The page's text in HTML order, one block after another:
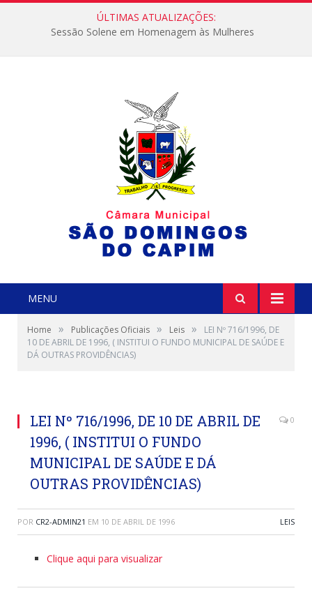
ÚLTIMAS ATUALIZAÇÕES:
Sessão Solene em Homenagem às Mulheres
MENU
Home » Publicações Oficiais » Leis »
LEI Nº 716/1996, DE
10 DE ABRIL DE 1996, ( INSTITUI O FUNDO MUNICIPAL DE SAÚDE E
DÁ OUTRAS PROVIDÊNCIAS)
LEI Nº 716/1996, DE 10 DE ABRIL DE
1996, ( INSTITUI O FUNDO
MUNICIPAL DE SAÚDE E DÁ
OUTRAS PROVIDÊNCIAS)
0
POR CR2-ADMIN21 EM 10 DE ABRIL DE 1996 LEIS
Clique aqui para visualizar